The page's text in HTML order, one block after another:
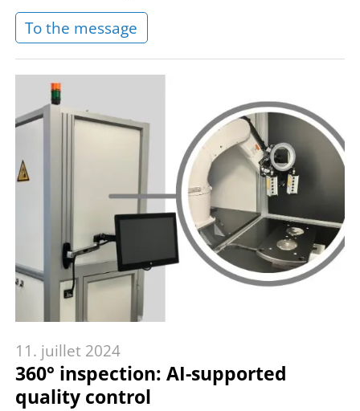
To the message
11. juillet 2024
360° inspection: AI-supported
quality control